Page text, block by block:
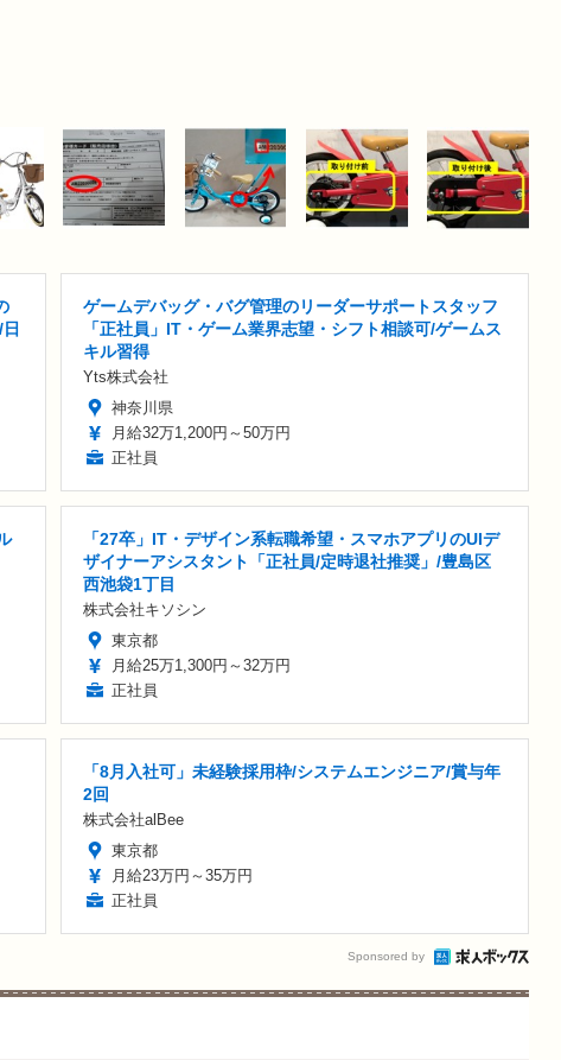
ゲームデバッグ・バグ管理のリーダーサポートスタッフ
「正社員」IT・ゲーム業界志望・シフト相談可/ゲームス
キル習得
Yts株式会社
神奈川県
月給32万1,200円～50万円
正社員
「27卒」IT・デザイン系転職希望・スマホアプリのUIデ
ザイナーアシスタント「正社員/定時退社推奨」/豊島区
西池袋1丁目
株式会社キソシン
東京都
月給25万1,300円～32万円
正社員
「8月入社可」未経験採用枠/システムエンジニア/賞与年
2回
株式会社alBee
東京都
月給23万円～35万円
正社員
Sponsored by